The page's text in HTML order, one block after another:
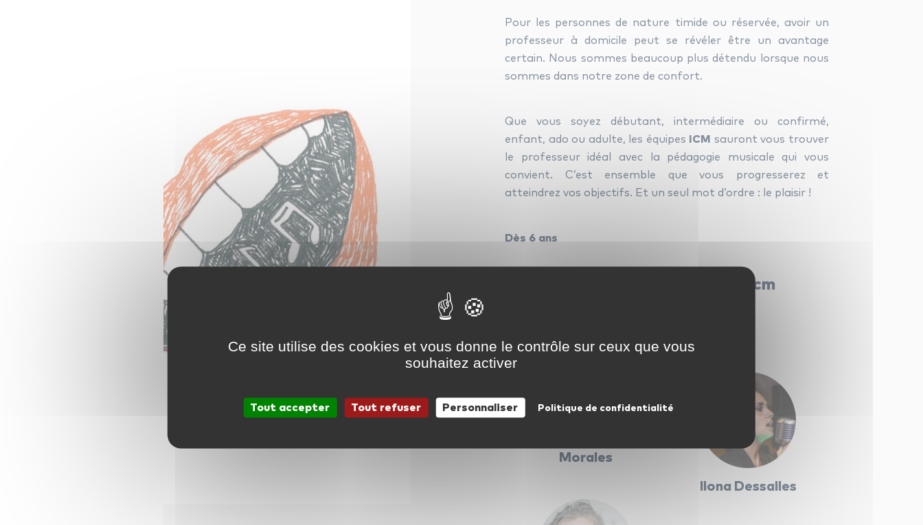
Pour les personnes de nature timide ou réservée, avoir un
professeur à domicile peut se révéler être un avantage
certain. Nous sommes beaucoup plus détendu lorsque nous
sommes dans notre zone de confort.
Que vous soyez débutant, intermédiaire ou confirmé,
enfant, ado ou adulte, les équipes
ICM sauront vous trouver
le professeur idéal avec la pédagogie musicale qui vous
convient. C’est ensemble que vous progresserez et
atteindrez vos objectifs. Et un seul mot d’ordre : le plaisir !
Dès 6 ans
Les professeurs de chant chez icm
Morales
Ilona Dessalles
Ce site utilise des cookies et vous donne le contrôle sur ceux que vous
souhaitez activer
Tout accepter Tout refuser Personnaliser Politique de confidentialité